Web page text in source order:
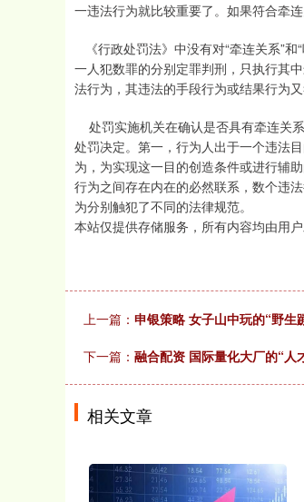
一违法行为就比较重要了。如果符合牵
《行政处罚法》中没有对“牵连关系”
一人犯数罪的分别定罪判刑，只执行其
法行为，其违法的手段行为或结果行为
处罚实施机关在确认是否具有牵连关
处罚决定。第一，行为人出于一个违法
为，为实现这一目的创造条件或进行辅
行为之间存在内在的必然联系，数个违
为分别触犯了不同的法律规范。
本站仅提供存储服务，所有内容均由用
上一篇： 申银策略 女子山中玩的“野生
下一篇： 融合配资 国际量化大厂的“人
相关文章